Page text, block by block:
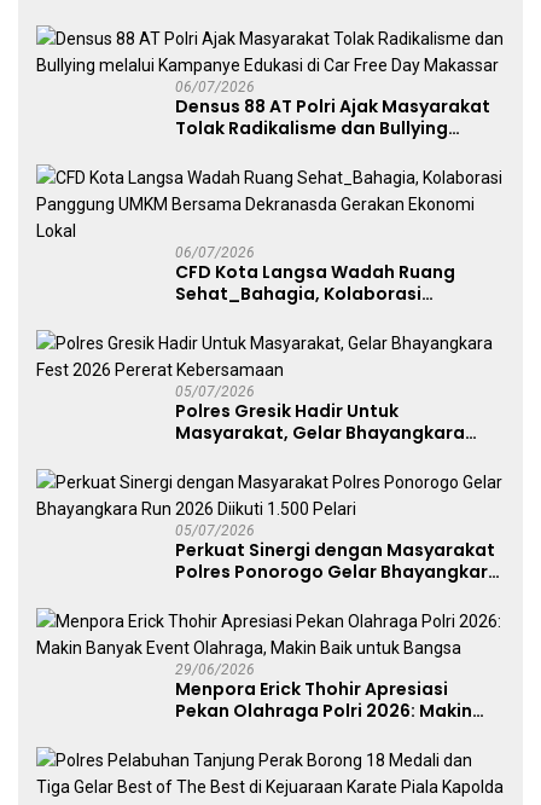
06/07/2026
Densus 88 AT Polri Ajak Masyarakat
Tolak Radikalisme dan Bullying
Free Day Makassar
06/07/2026
CFD Kota Langsa Wadah Ruang
Sehat_Bahagia, Kolaborasi
Dekranasda Gerakan Ekonomi Lokal
05/07/2026
Polres Gresik Hadir Untuk
Masyarakat, Gelar Bhayangkara
05/07/2026
Perkuat Sinergi dengan Masyarakat
Polres Ponorogo Gelar Bhayangkara
29/06/2026
Menpora Erick Thohir Apresiasi
Pekan Olahraga Polri 2026: Makin
untuk Bangsa